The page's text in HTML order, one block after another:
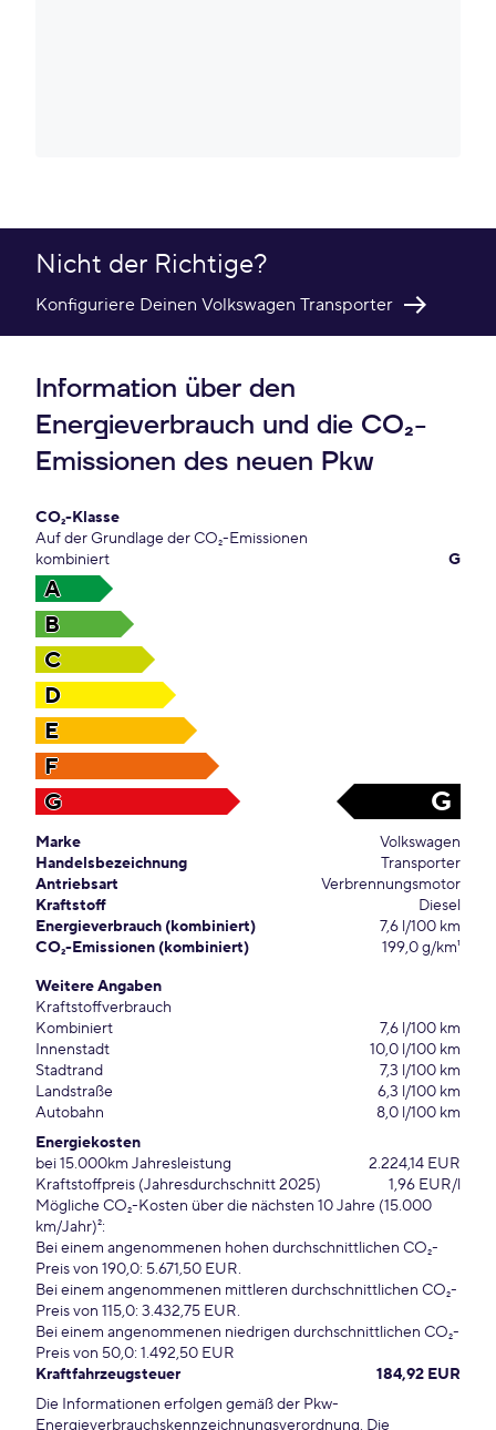
Nicht der Richtige?
Konfiguriere Deinen Volkswagen Transporter
Information über den
Energieverbrauch und die CO₂-
Emissionen des neuen Pkw
CO₂-Klasse
Auf der Grundlage der CO₂-Emissionen
kombiniert
G
A
B
C
D
E
F
G
G
Marke
Volkswagen
Handelsbezeichnung
Transporter
Antriebsart
Verbrennungsmotor
Kraftstoff
Diesel
Energieverbrauch (kombiniert)
7,6 l/100 km
CO₂-Emissionen (kombiniert)
199,0 g/km¹
Weitere Angaben
Kraftstoffverbrauch
Kombiniert
7,6 l/100 km
Innenstadt
10,0 l/100 km
Stadtrand
7,3 l/100 km
Landstraße
6,3 l/100 km
Autobahn
8,0 l/100 km
Energiekosten
bei 15.000km Jahresleistung
2.224,14 EUR
Kraftstoffpreis (Jahresdurchschnitt 2025)
1,96 EUR/l
Mögliche CO₂-Kosten über die nächsten 10 Jahre (15.000
km/Jahr)²:
Bei einem angenommenen hohen durchschnittlichen CO₂-
Preis von 190,0: 5.671,50 EUR.
Bei einem angenommenen mittleren durchschnittlichen CO₂-
Preis von 115,0: 3.432,75 EUR.
Bei einem angenommenen niedrigen durchschnittlichen CO₂-
Preis von 50,0: 1.492,50 EUR
Kraftfahrzeugsteuer
184,92 EUR
Die Informationen erfolgen gemäß der Pkw-
Energieverbrauchskennzeichnungsverordnung. Die